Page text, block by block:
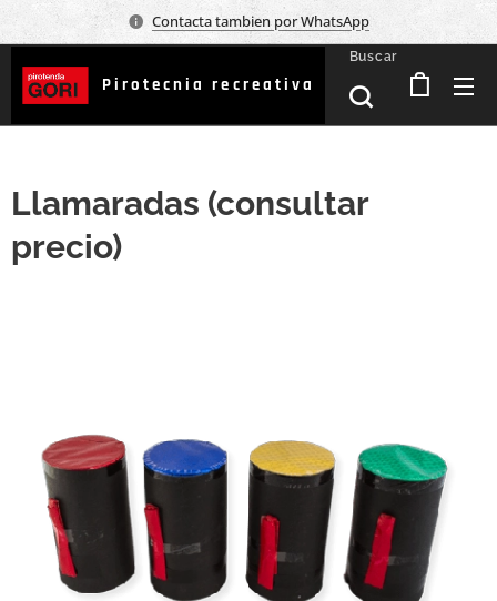
Contacta tambien por WhatsApp
Pirotecnia recreativa
Buscar
Llamaradas (consultar
precio)